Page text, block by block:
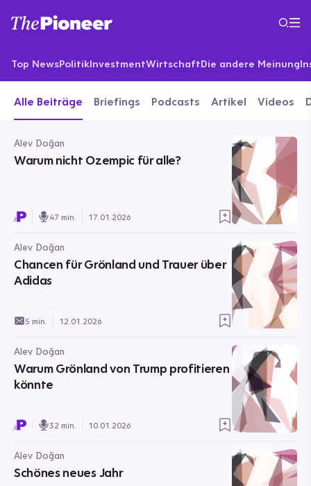
Top NewsPolitikInvestmentWirtschaftDie andere Meinung
Alle Beiträge Briefings Podcasts Artikel Videos
Alev Doğan
Warum nicht Ozempic für alle?
47 min. 17.01.2026
Alev Doğan
Chancen für Grönland und Trauer über
Adidas
5 min. 12.01.2026
Alev Doğan
Warum Grönland von Trump profitieren
könnte
32 min. 10.01.2026
Alev Doğan
Schönes neues Jahr